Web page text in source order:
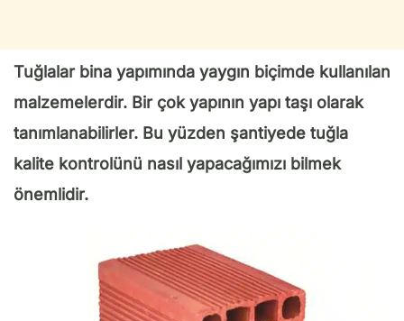
Tuğlalar bina yapımında yaygın biçimde kullanılan
malzemelerdir. Bir çok yapının yapı taşı olarak
tanımlanabilirler. Bu yüzden şantiyede tuğla
kalite kontrolünü nasıl yapacağımızı bilmek
önemlidir.